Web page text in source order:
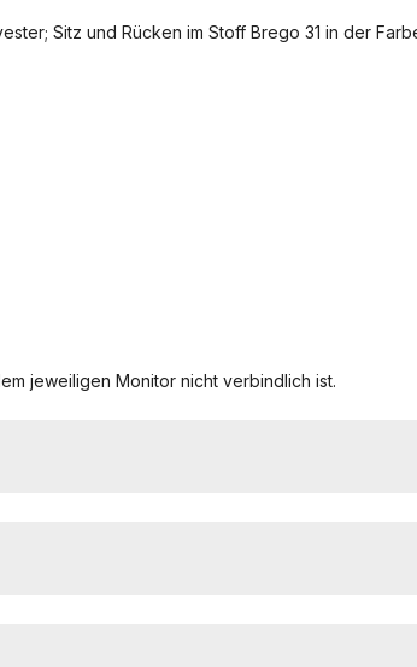
Sitz und Rücken im Stoff Brego 31 in der
jeweiligen Monitor nicht verbindlich ist.